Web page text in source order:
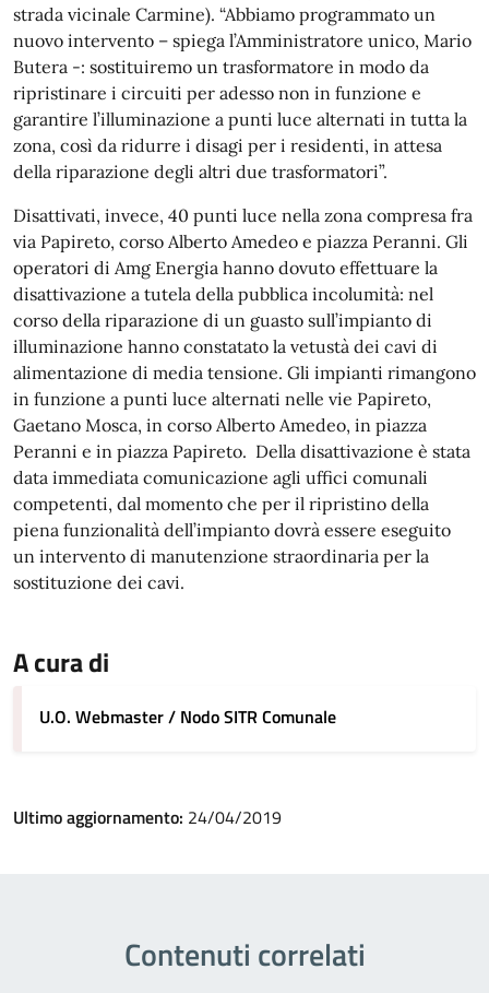
strada vicinale Carmine). “Abbiamo programmato un
nuovo intervento – spiega l’Amministratore unico, Mario
Butera -: sostituiremo un trasformatore in modo da
ripristinare i circuiti per adesso non in funzione e
garantire l’illuminazione a punti luce alternati in tutta la
zona, così da ridurre i disagi per i residenti, in attesa
della riparazione degli altri due trasformatori”.
Disattivati, invece, 40 punti luce nella zona compresa fra
via Papireto, corso Alberto Amedeo e piazza Peranni. Gli
operatori di Amg Energia hanno dovuto effettuare la
disattivazione a tutela della pubblica incolumità: nel
corso della riparazione di un guasto sull’impianto di
illuminazione hanno constatato la vetustà dei cavi di
alimentazione di media tensione. Gli impianti rimangono
in funzione a punti luce alternati nelle vie Papireto,
Gaetano Mosca, in corso Alberto Amedeo, in piazza
Peranni e in piazza Papireto. Della disattivazione è stata
data immediata comunicazione agli uffici comunali
competenti, dal momento che per il ripristino della
piena funzionalità dell’impianto dovrà essere eseguito
un intervento di manutenzione straordinaria per la
sostituzione dei cavi.
A cura di
U.O. Webmaster / Nodo SITR Comunale
Ultimo aggiornamento: 24/04/2019
Contenuti correlati